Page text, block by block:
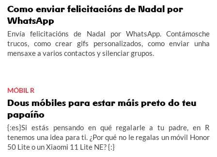
Como enviar felicitacións de Nadal por
WhatsApp
Envía felicitacións de Nadal por WhatsApp. Contámosche
trucos, como crear gifs personalizados, como enviar unha
mensaxe a varios contactos y silenciar grupos.
MÓBIL R
Dous móbiles para estar máis preto do teu
papaíño
{:es}Si estás pensando en qué regalarle a tu padre, en R
tenemos una idea para ti. ¿Por qué no le regalas un móvil Honor
50 Lite o un Xiaomi 11 Lite NE? {:}